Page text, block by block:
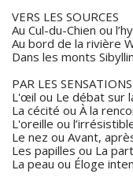
de plus en plus dans
nous prive du contact
nous sommes
pourrait expliquer
la détruire.
VERS LES SOURCES
Au Cul-du-Chien ou
Au bord de la rivière
Dans les monts
PAR LES SENSATIONS
L'œil ou Le débat sur
La cécité ou À la
L'oreille ou
Le nez ou Avant,
Les papilles ou La
La peau ou Éloge